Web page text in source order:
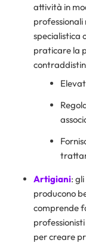
attività in
specialistica
praticare la
Artigiani:
producono
comprende
per creare